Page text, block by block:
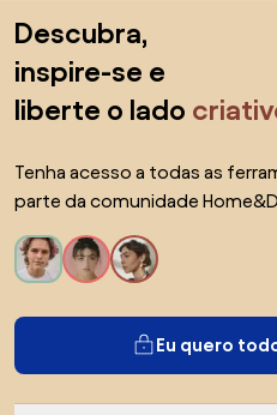
Descubra,
inspire-se e
liberte o lado
Tenha acesso a todas as
parte da comunidade
Eu quero